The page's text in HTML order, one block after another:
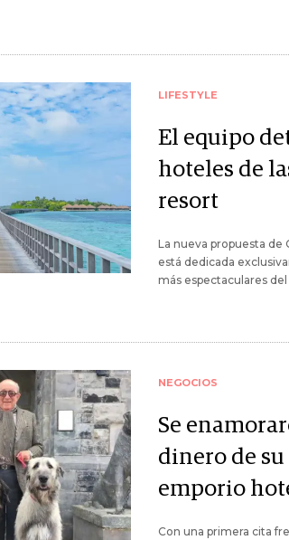
LIFESTYLE
El equipo
hoteles de
resort
La nueva propuesta de
está dedicada
más espectaculares
NEGOCIOS
Se
dinero de
emporio
Con una primera cita